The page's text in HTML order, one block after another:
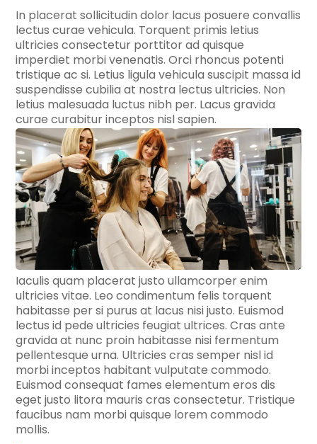
In placerat sollicitudin dolor lacus posuere convallis
lectus curae vehicula. Torquent primis letius
ultricies consectetur porttitor ad quisque
imperdiet morbi venenatis. Orci rhoncus potenti
tristique ac si. Letius ligula vehicula suscipit massa id
suspendisse cubilia at nostra lectus ultricies. Non
letius malesuada luctus nibh per. Lacus gravida
curae curabitur inceptos nisl sapien.
Iaculis quam placerat justo ullamcorper enim
ultricies vitae. Leo condimentum felis torquent
habitasse per si purus at lacus nisi justo. Euismod
lectus id pede ultricies feugiat ultrices. Cras ante
gravida at nunc proin habitasse nisi fermentum
pellentesque urna. Ultricies cras semper nisl id
morbi inceptos habitant vulputate commodo.
Euismod consequat fames elementum eros dis
eget justo litora mauris cras consectetur. Tristique
faucibus nam morbi quisque lorem commodo
mollis.